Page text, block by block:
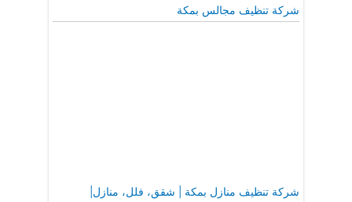
شركة تنظيف مجالس بمكة
شركة تنظيف منازل بمكة | شقق، فلل، منازل|